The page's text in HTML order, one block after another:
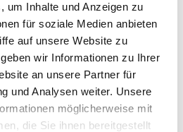
um Inhalte und Anzeigen zu
für soziale Medien anbieten
auf unsere Website zu
wir Informationen zu Ihrer
an unsere Partner für
und Analysen weiter. Unsere
möglicherweise mit
die Sie ihnen bereitgestellt
Sie auch